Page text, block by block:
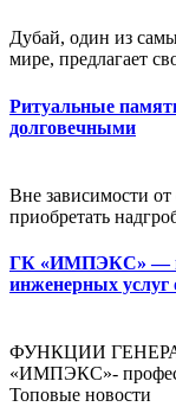
Дубай, один из
мире, предлагает
Ритуальные
долговечными
Вне зависимости
приобретать
ГК «ИМПЭКС» —
инженерных услуг
ФУНКЦИИ
«ИМПЭКС»-
Топовые новости